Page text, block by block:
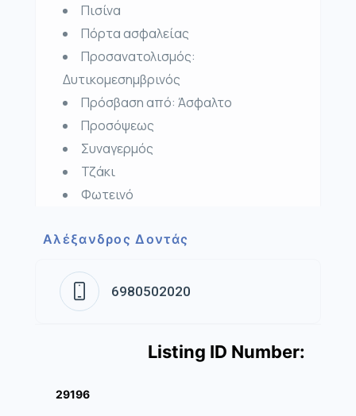
Πισίνα
Πόρτα ασφαλείας
Προσανατολισμός:
Δυτικομεσημβρινός
Πρόσβαση από: Άσφαλτο
Προσόψεως
Συναγερμός
Τζάκι
Φωτεινό
Αλέξανδρος Δοντάς
6980502020
Listing ID Number:
29196